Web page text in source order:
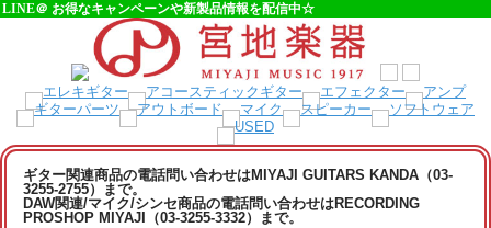
LINE＠ お得なキャンペーンや新製品情報を配信中☆
ギター関連商品の電話問い合わせはMIYAJI GUITARS KANDA（03-
3255-2755）まで。
DAW関連/マイク/シンセ商品の電話問い合わせはRECORDING
PROSHOP MIYAJI（03-3255-3332）まで。